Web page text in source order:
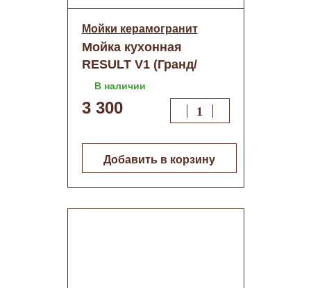
Мойки керамогранит
Мойка кухонная
RESULT V1 (Гранд/
черн.крап)+сифон (d
500мм)
В наличии
3 300
Добавить в корзину